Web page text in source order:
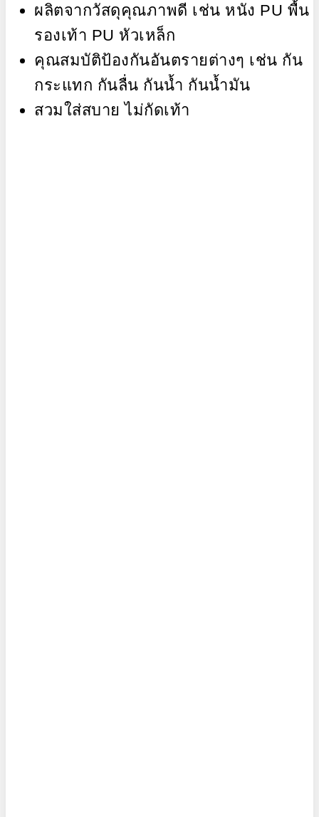
ผลิตจากวัสดุคุณภาพดี เช่น หนัง PU พื้น
รองเท้า PU หัวเหล็ก
คุณสมบัติป้องกันอันตรายต่างๆ เช่น กัน
กระแทก กันลื่น กันน้ำ กันน้ำมัน
สวมใส่สบาย ไม่กัดเท้า